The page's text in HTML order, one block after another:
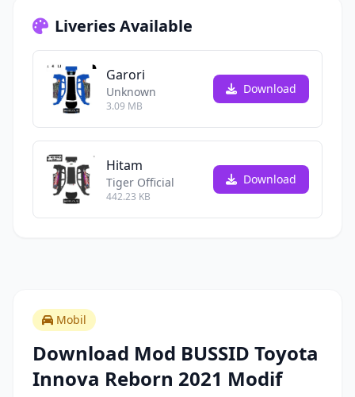
Liveries Available
Garori
Unknown
3.09 MB
Download
Hitam
Tiger Official
442.23 KB
Download
Mobil
Download Mod BUSSID Toyota
Innova Reborn 2021 Modif